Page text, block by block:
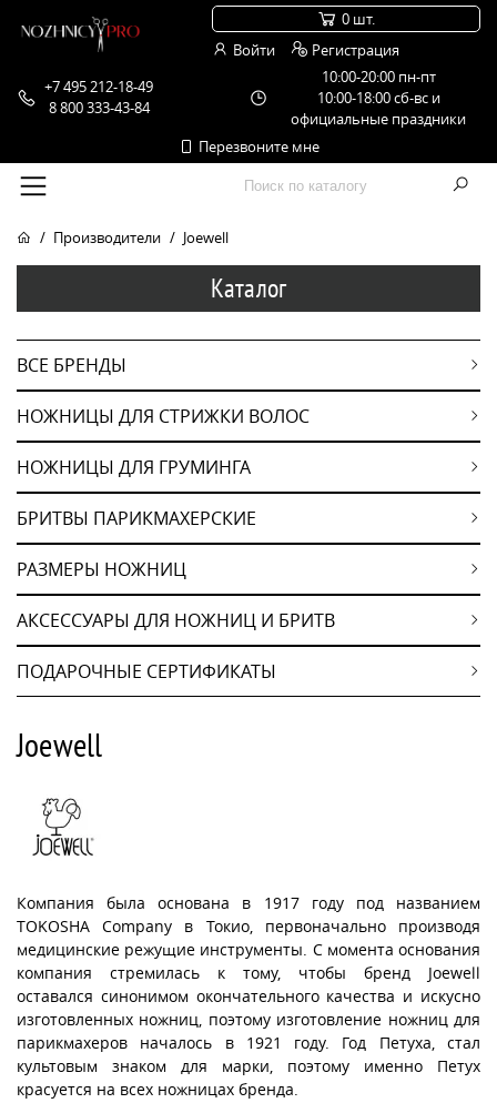
+7 495 212-18-49
8 800 333-43-84
10:00-20:00 пн-пт
10:00-18:00 сб-вс и
официальные праздники
Перезвоните мне
0 шт.
Войти
Регистрация
Производители Joewell
Каталог
ВСЕ БРЕНДЫ
НОЖНИЦЫ ДЛЯ СТРИЖКИ ВОЛОС
НОЖНИЦЫ ДЛЯ ГРУМИНГА
БРИТВЫ ПАРИКМАХЕРСКИЕ
РАЗМЕРЫ НОЖНИЦ
АКСЕССУАРЫ ДЛЯ НОЖНИЦ И БРИТВ
ПОДАРОЧНЫЕ СЕРТИФИКАТЫ
Joewell
Компания была основана в 1917 году под названием
TOKOSHA Company в Токио, первоначально производя
медицинские режущие инструменты. С момента основания
компания стремилась к тому, чтобы бренд Joewell
оставался синонимом окончательного качества и искусно
изготовленных ножниц, поэтому изготовление ножниц для
парикмахеров началось в 1921 году. Год Петуха, стал
культовым знаком для марки, поэтому именно Петух
красуется на всех ножницах бренда.